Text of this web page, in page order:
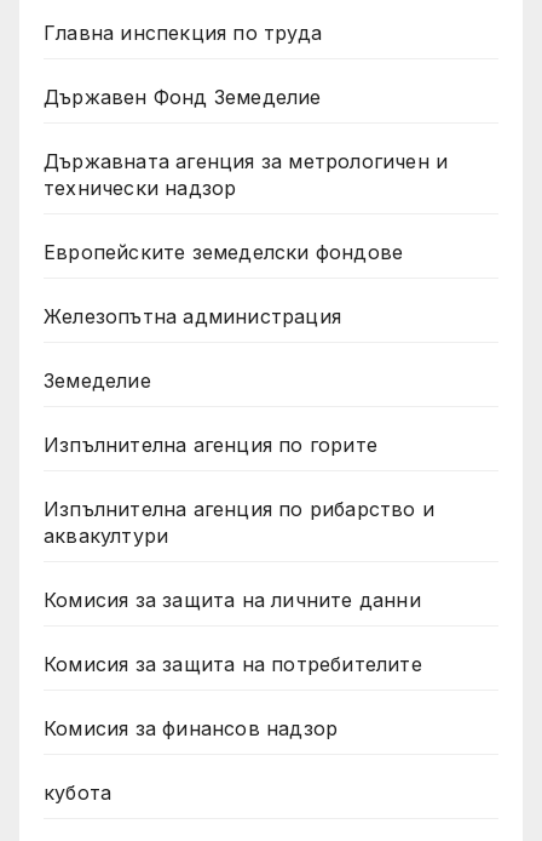
Главна инспекция по труда
Държавен Фонд Земеделие
Държавната агенция за метрологичен и
технически надзор
Европейските земеделски фондове
Железопътна администрация
Земеделие
Изпълнителна агенция по горите
Изпълнителна агенция по рибарство и
аквакултури
Комисия за защита на личните данни
Комисия за защита на потребителите
Комисия за финансов надзор
кубота